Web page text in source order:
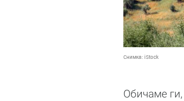
Снимка: iStock
Обичаме